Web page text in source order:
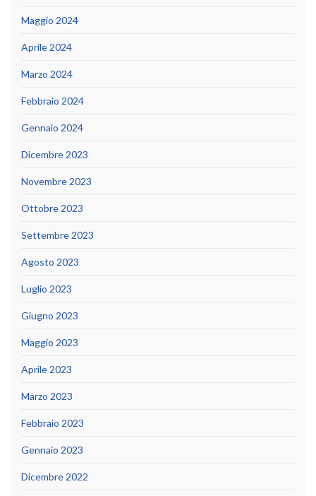
Maggio 2024
Aprile 2024
Marzo 2024
Febbraio 2024
Gennaio 2024
Dicembre 2023
Novembre 2023
Ottobre 2023
Settembre 2023
Agosto 2023
Luglio 2023
Giugno 2023
Maggio 2023
Aprile 2023
Marzo 2023
Febbraio 2023
Gennaio 2023
Dicembre 2022